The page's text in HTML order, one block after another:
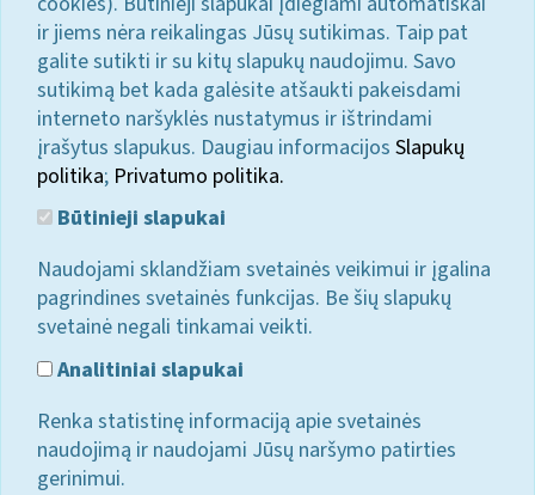
ir jiems nėra reikalingas Jūsų sutikimas. Taip pat
galite sutikti ir su kitų slapukų naudojimu. Savo
sutikimą bet kada galėsite atšaukti pakeisdami
interneto naršyklės nustatymus ir ištrindami
įrašytus slapukus. Daugiau informacijos Slapukų
politika; Privatumo politika.
Būtinieji slapukai
Naudojami sklandžiam svetainės veikimui ir įgalina
pagrindines svetainės funkcijas. Be šių slapukų
svetainė negali tinkamai veikti.
Analitiniai slapukai
Renka statistinę informaciją apie svetainės
naudojimą ir naudojami Jūsų naršymo patirties
gerinimui.